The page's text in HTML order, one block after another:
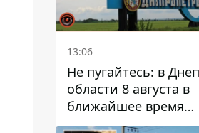
13:06
Не пугайтесь: в
области 8 августа в
ближайшее время
ожидается гроза